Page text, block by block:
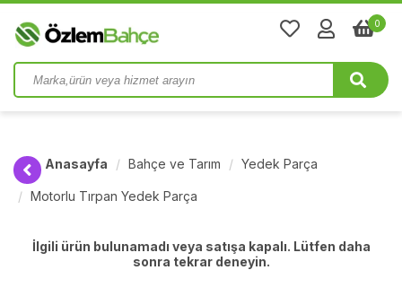
0
Anasayfa Bahçe ve Tarım Yedek Parça
Motorlu Tırpan Yedek Parça
İlgili ürün bulunamadı veya satışa kapalı. Lütfen daha
sonra tekrar deneyin.